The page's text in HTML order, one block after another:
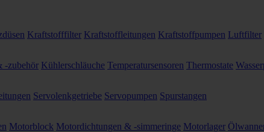
Kraftstofffilter Kraftstoffleitungen Kraftstoffpumpen Luftfilter
-zubehör Kühlerschläuche Temperatursensoren Thermostate
Servolenkgetriebe Servopumpen Spurstangen
Motorblock Motordichtungen & -simmeringe Motorlager